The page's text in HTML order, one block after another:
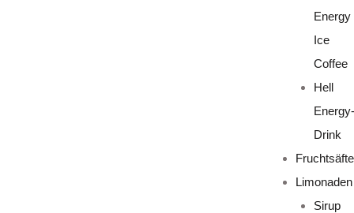
Energy
Ice
Coffee
Hell
Energy-
Drink
Fruchtsäfte
Limonaden
Sirup